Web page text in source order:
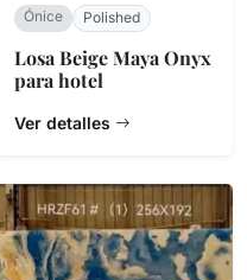
Ónice Polished
Losa Beige Maya Onyx
para hotel
Ver detalles